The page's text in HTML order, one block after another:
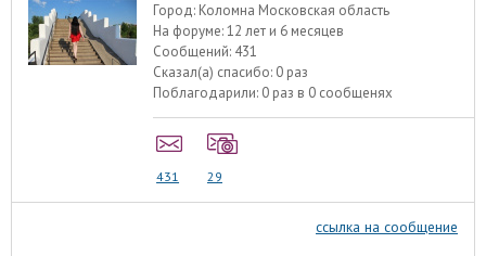
Город: Коломна Московская область
На форуме:12 лет и 6 месяцев
Сообщений: 431
Сказал(а) спасибо: 0 раз
Поблагодарили: 0 раз в 0 сообщенях
431 29
ссылка на сообщение